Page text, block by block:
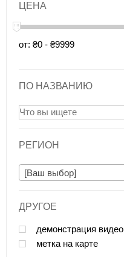
ЦЕНА
от: ₴0 - ₴9999
ПО НАЗВАНИЮ
РЕГИОН
[Ваш выбор]
ДРУГОЕ
демонстрация видео
метка на карте